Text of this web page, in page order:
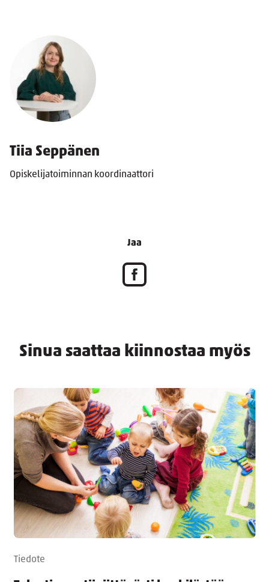
Tiia Seppänen
Opiskelijatoiminnan koordinaattori
Jaa
Sinua saattaa kiinnostaa myös
Tiedote